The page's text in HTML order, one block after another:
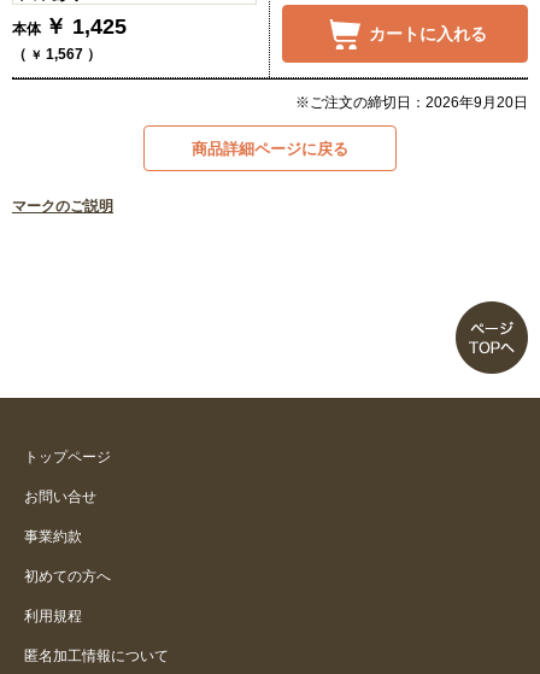
本体 ￥ 1,425
（ ￥ 1,567 ）
カートに入れる
※ご注文の締切日：2026年9月20日
商品詳細ページに戻る
マークのご説明
トップページ
お問い合せ
事業約款
初めての方へ
利用規程
匿名加工情報について